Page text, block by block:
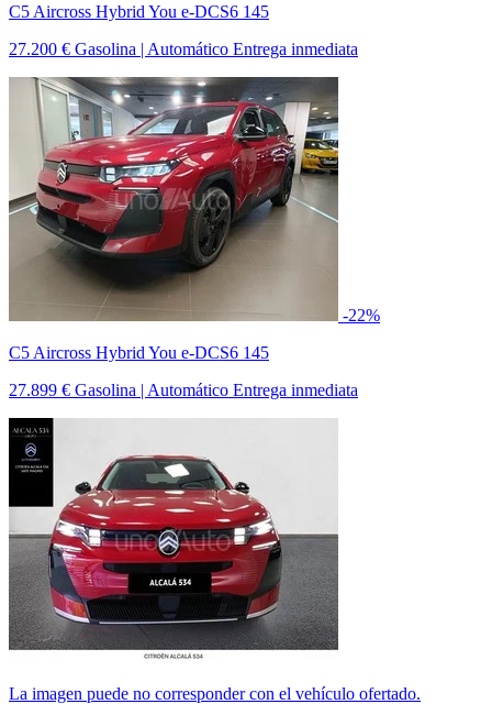
C5 Aircross Hybrid You e-DCS6 145
27.200 € Gasolina | Automático Entrega inmediata
-22%
C5 Aircross Hybrid You e-DCS6 145
27.899 € Gasolina | Automático Entrega inmediata
La imagen puede no corresponder con el vehículo ofertado.